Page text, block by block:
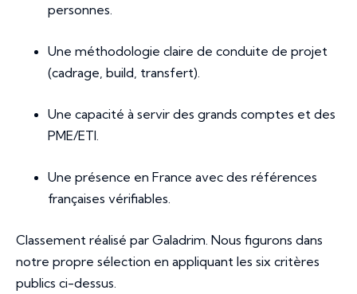
personnes.
Une méthodologie claire de conduite de projet
(cadrage, build, transfert).
Une capacité à servir des grands comptes et des
PME/ETI.
Une présence en France avec des références
françaises vérifiables.
Classement réalisé par Galadrim. Nous figurons dans
notre propre sélection en appliquant les six critères
publics ci-dessus.